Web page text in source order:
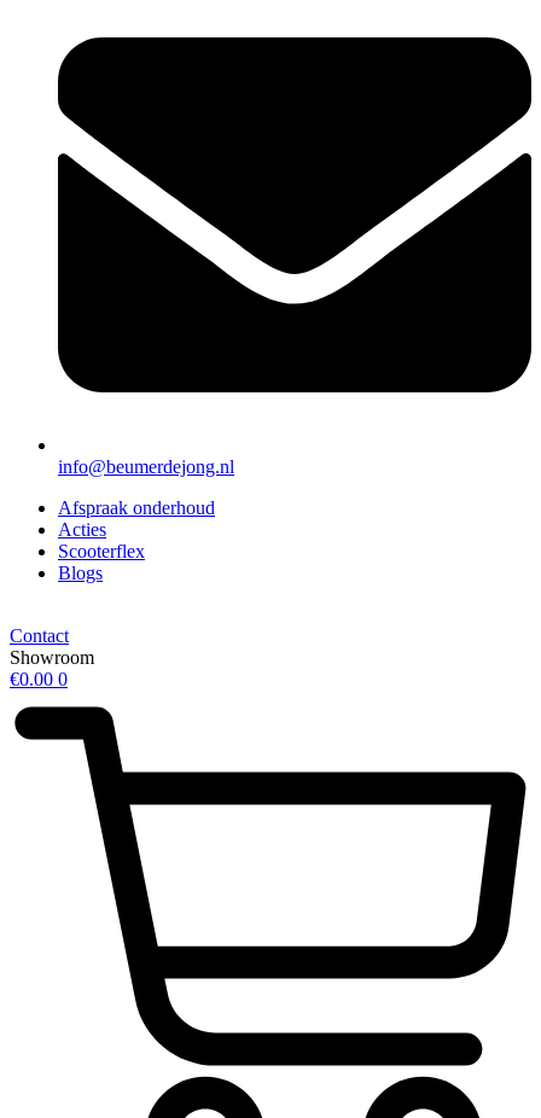
info@beumerdejong.nl
Afspraak onderhoud
Acties
Scooterflex
Blogs
Contact
Showroom
€0.00 0